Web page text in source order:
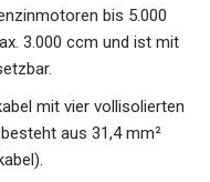
bis 5.000
3.000 ccm und ist mit
mit vier vollisolierten
aus 31,4 mm²